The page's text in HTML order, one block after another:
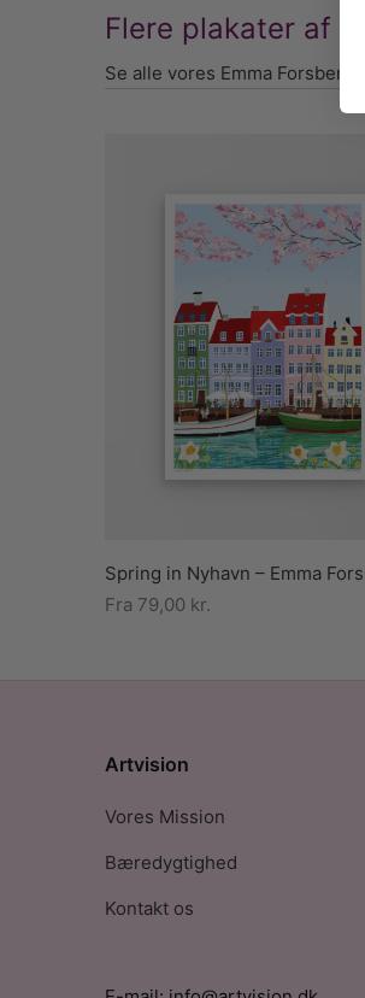
Flere plakater af
Se alle vores Emma Forsberg
Spring in Nyhavn – Emma
Fra 79,00 kr.
Artvision
Vores Mission
Bæredygtighed
Kontakt os